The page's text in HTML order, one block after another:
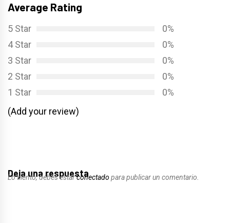
Average Rating
5 Star
0%
4 Star
0%
3 Star
0%
2 Star
0%
1 Star
0%
(Add your review)
Deja una respuesta
Lo siento, debes estarconectado para publicar un comentario.